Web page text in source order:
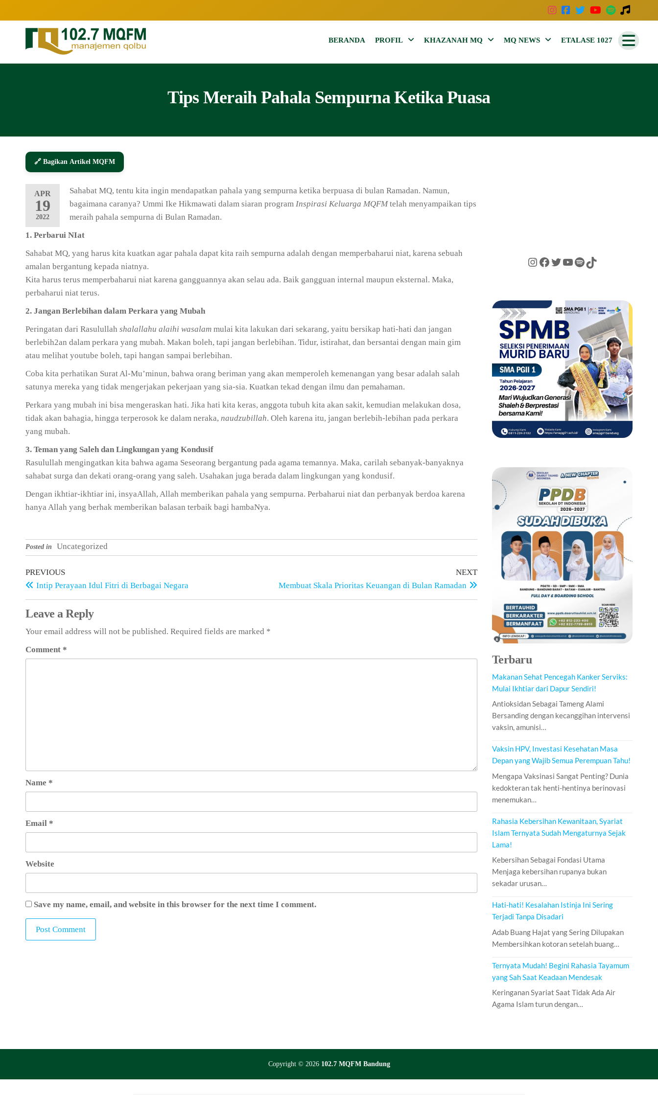
MQFM
Inspirasi
Indonesia
Indonesia
BERANDA PROFIL KHAZANAH MQ MQ NEWS ETALASE 1027
Tips Meraih Pahala Sempurna Ketika Puasa
🔗 Bagikan Artikel MQFM
APR
19
2022
Sahabat MQ, tentu kita ingin mendapatkan pahala yang sempurna ketika berpuasa di bulan Ramadan. Namun,
bagaimana caranya? Ummi Ike Hikmawati dalam siaran program Inspirasi Keluarga MQFMtelah menyampaikan tips
meraih pahala sempurna di Bulan Ramadan.
1. Perbarui NIat
Sahabat MQ, yang harus kita kuatkan agar pahala dapat kita raih sempurna adalah dengan memperbaharui niat, karena sebuah
amalan bergantung kepada niatnya.
Kita harus terus memperbaharui niat karena gangguannya akan selau ada. Baik gangguan internal maupun eksternal. Maka,
perbaharui niat terus.
2. Jangan Berlebihan dalam Perkara yang Mubah
Peringatan dari Rasulullah shalallahu alaihi wasalam mulai kita lakukan dari sekarang, yaitu bersikap hati-hati dan jangan
berlebih2an dalam perkara yang mubah. Makan boleh, tapi jangan berlebihan. Tidur, istirahat, dan bersantai dengan main gim
atau melihat youtube boleh, tapi hangan sampai berlebihan.
Coba kita perhatikan Surat Al-Mu’minun, bahwa orang beriman yang akan memperoleh kemenangan yang besar adalah salah
satunya mereka yang tidak mengerjakan pekerjaan yang sia-sia. Kuatkan tekad dengan ilmu dan pemahaman.
Perkara yang mubah ini bisa mengeraskan hati. Jika hati kita keras, anggota tubuh kita akan sakit, kemudian melakukan dosa,
tidak akan bahagia, hingga terperosok ke dalam neraka, naudzubillah. Oleh karena itu, jangan berlebih-lebihan pada perkara
yang mubah.
3. Teman yang Saleh dan Lingkungan yang Kondusif
Rasulullah mengingatkan kita bahwa agama Seseorang bergantung pada agama temannya. Maka, carilah sebanyak-banyaknya
sahabat surga dan dekati orang-orang yang saleh. Usahakan juga berada dalam lingkungan yang kondusif.
Dengan ikhtiar-ikhtiar ini, insyaAllah, Allah memberikan pahala yang sempurna. Perbaharui niat dan perbanyak berdoa karena
hanya Allah yang berhak memberikan balasan terbaik bagi hambaNya.
Posted in Uncategorized
PREVIOUS
Intip Perayaan Idul Fitri di Berbagai Negara
NEXT
Membuat Skala Prioritas Keuangan di Bulan Ramadan
Leave a Reply
Your email address will not be published. Required fields are marked *
Comment *
Name *
Email *
Website
Save my name, email, and website in this browser for the next time I comment.
Terbaru
Makanan Sehat Pencegah Kanker Serviks:
Mulai Ikhtiar dari Dapur Sendiri!
Antioksidan Sebagai Tameng Alami
Bersanding dengan kecanggihan intervensi
vaksin, amunisi…
Vaksin HPV, Investasi Kesehatan Masa
Depan yang Wajib Semua Perempuan Tahu!
Mengapa Vaksinasi Sangat Penting? Dunia
kedokteran tak henti-hentinya berinovasi
menemukan…
Rahasia Kebersihan Kewanitaan, Syariat
Islam Ternyata Sudah Mengaturnya Sejak
Lama!
Kebersihan Sebagai Fondasi Utama
Menjaga kebersihan rupanya bukan
sekadar urusan…
Hati-hati! Kesalahan Istinja Ini Sering
Terjadi Tanpa Disadari
Adab Buang Hajat yang Sering Dilupakan
Membersihkan kotoran setelah buang…
Ternyata Mudah! Begini Rahasia Tayamum
yang Sah Saat Keadaan Mendesak
Keringanan Syariat Saat Tidak Ada Air
Agama Islam turun dengan…
Copyright © 2026 102.7 MQFM Bandung